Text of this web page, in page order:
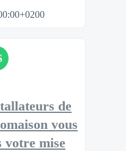
de
vous
votre mise